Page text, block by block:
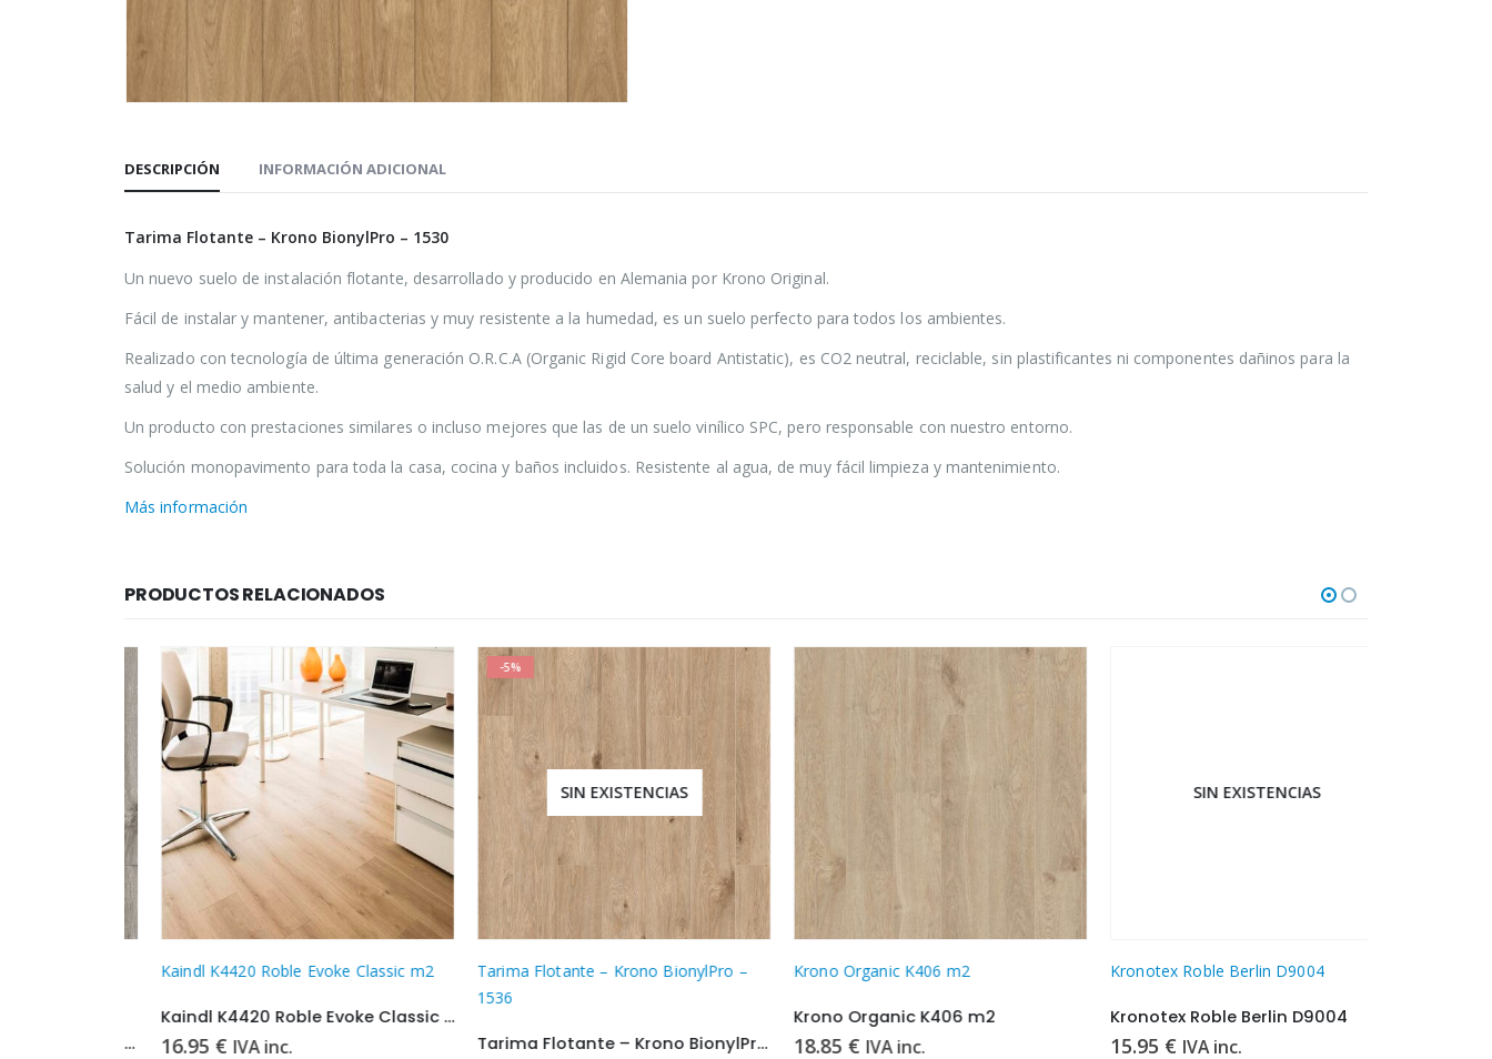
DESCRIPCIÓN INFORMACIÓN ADICIONAL
Tarima Flotante – Krono BionylPro – 1530
Un nuevo suelo de instalación flotante, desarrollado y producido en Alemania por Krono Original.
Fácil de instalar y mantener, antibacterias y muy resistente a la humedad, es un suelo perfecto para todos los ambientes.
Realizado con tecnología de última generación O.R.C.A (Organic Rigid Core board Antistatic), es CO2 neutral, reciclable, sin plastificantes ni componentes dañinos para la
salud y el medio ambiente.
Un producto con prestaciones similares o incluso mejores que las de un suelo vinílico SPC, pero responsable con nuestro entorno.
Solución monopavimento para toda la casa, cocina y baños incluidos. Resistente al agua, de muy fácil limpieza y mantenimiento.
Más información
PRODUCTOS RELACIONADOS
Kaindl K4420 Roble Evoke Classic m2
Kaindl K4420 Roble Evoke Classic m2
16.95€ IVA inc.
SIN EXISTENCIAS
Tarima Flotante – Krono BionylPro –
Tarima Flotante – Krono BionylPro – 1536
Krono Organic K406 m2
Krono Organic K406 m2
18.85€ IVA inc.
SIN EXISTENCIAS
Kronotex Roble Berlin D9004
Kronotex Roble Berlin D9004
15.95€ IVA inc.